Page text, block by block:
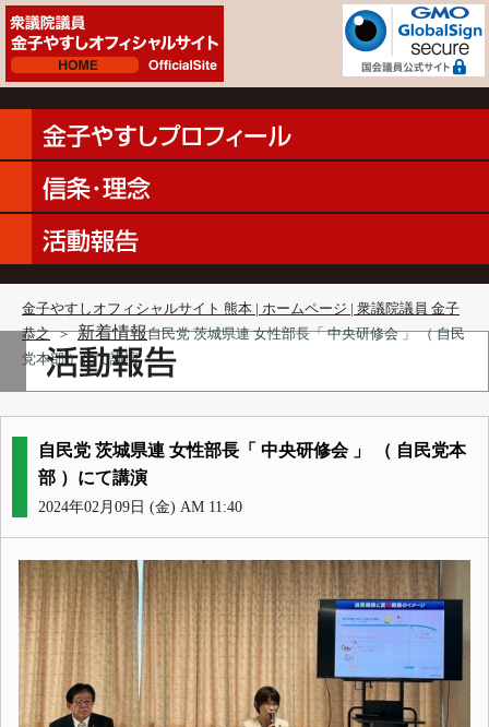
金子やすしオフィシャルサイト 熊本 | ホームページ | 衆議院議員 金子
恭之 ＞ 新着情報自民党 茨城県連 女性部長「 中央研修会 」 （ 自民
党本部 ）にて講演
自民党 茨城県連 女性部長「 中央研修会 」 （ 自民党本
部 ）にて講演
2024年02月09日 (金) AM 11:40